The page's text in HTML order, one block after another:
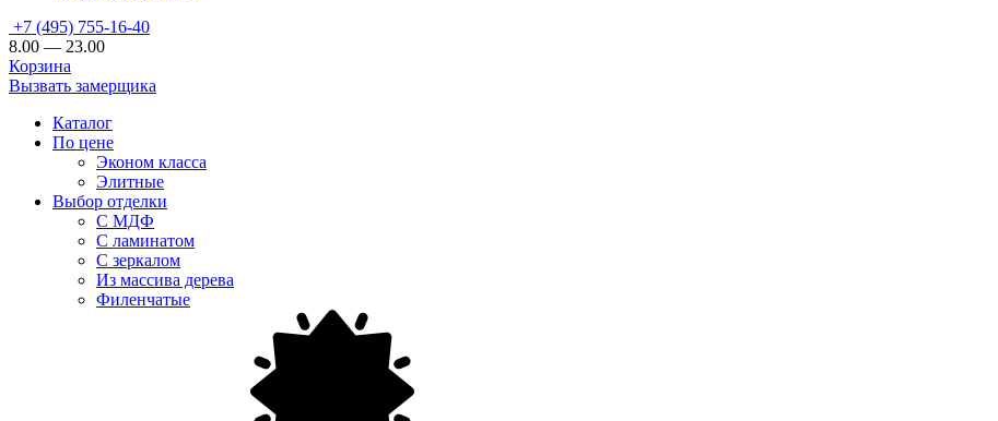
+7 (495) 755-16-40
8.00 — 23.00
Корзина
Вызвать замерщика
Каталог
По цене
Эконом класса
Элитные
Выбор отделки
С МДФ
С ламинатом
С зеркалом
Из массива дерева
Филенчатые